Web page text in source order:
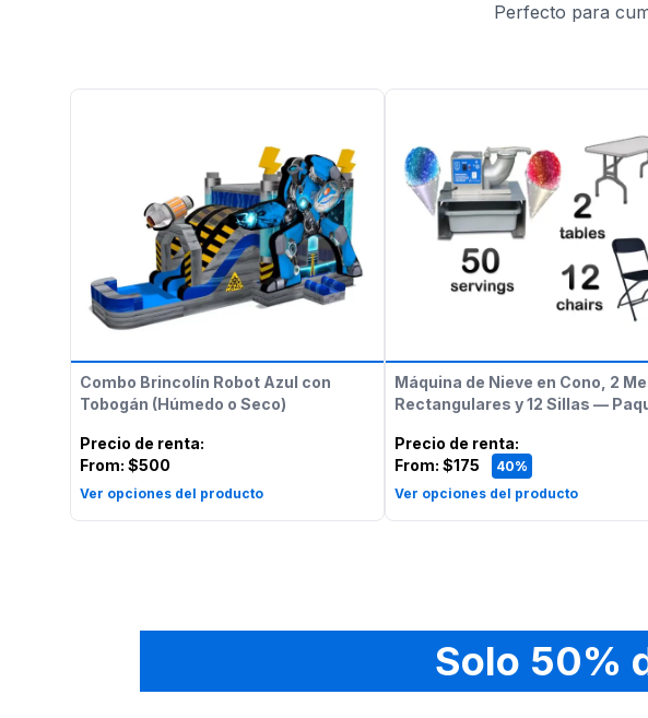
Perfecto para
Combo Brincolín Robot Azul con
Tobogán (Húmedo o Seco)
Precio de renta:
From: $500
Ver opciones del producto
Máquina de Nieve en Cono, 2
Rectangulares y 12 Sillas —
Precio de renta:
From: $175
40%
Ver opciones del producto
Solo 50%